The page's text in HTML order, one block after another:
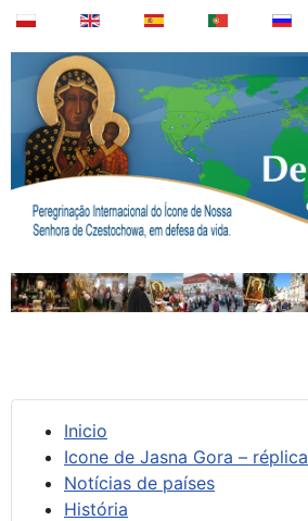
Inicio
Icone de Jasna Gora – réplica
Notícias de países
História